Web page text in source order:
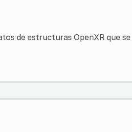
de estructuras OpenXR que